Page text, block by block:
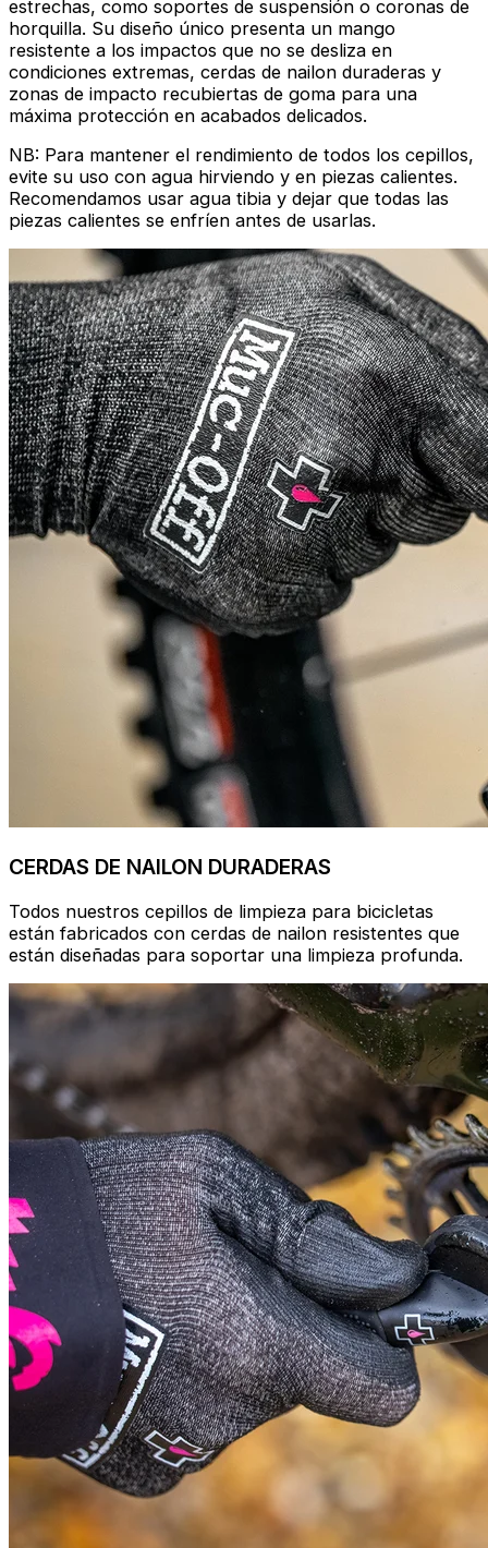
estrechas, como soportes de suspensión o coronas de
horquilla. Su diseño único presenta un mango
resistente a los impactos que no se desliza en
condiciones extremas, cerdas de nailon duraderas y
zonas de impacto recubiertas de goma para una
máxima protección en acabados delicados.
NB: Para mantener el rendimiento de todos los cepillos,
evite su uso con agua hirviendo y en piezas calientes.
Recomendamos usar agua tibia y dejar que todas las
piezas calientes se enfríen antes de usarlas.
CERDAS DE NAILON DURADERAS
Todos nuestros cepillos de limpieza para bicicletas
están fabricados con cerdas de nailon resistentes que
están diseñadas para soportar una limpieza profunda.